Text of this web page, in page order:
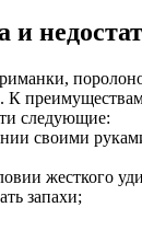
и
следующие:
своими
жесткого
запахи;